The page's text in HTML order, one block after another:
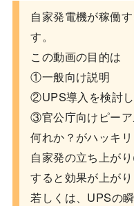
自家発電機が稼働
す。
この動画の目的は
①一般向け説明
②UPS導入を検討
③官公庁向けピー
何れか？がハッキリ
自家発の立ち上が
すると効果が上がり
若しくは、UPSの